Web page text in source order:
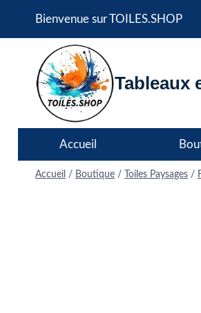
Bienvenue sur TOILES.SHOP
Tableaux
Accueil
Accueil / Boutique / Toiles Paysages /